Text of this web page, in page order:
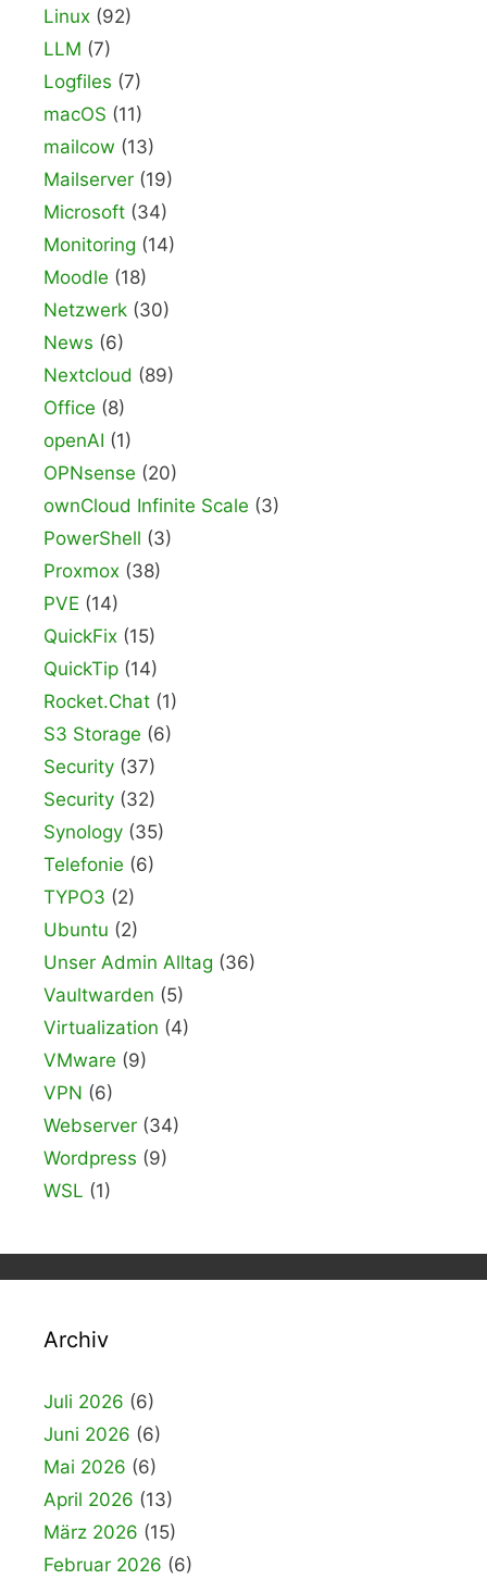
Linux (92)
LLM (7)
Logfiles (7)
macOS (11)
mailcow (13)
Mailserver (19)
Microsoft (34)
Monitoring (14)
Moodle (18)
Netzwerk (30)
News (6)
Nextcloud (89)
Office (8)
openAI (1)
OPNsense (20)
ownCloud Infinite Scale (3)
PowerShell (3)
Proxmox (38)
PVE (14)
QuickFix (15)
QuickTip (14)
Rocket.Chat (1)
S3 Storage (6)
Security (37)
Security (32)
Synology (35)
Telefonie (6)
TYPO3 (2)
Ubuntu (2)
Unser Admin Alltag (36)
Vaultwarden (5)
Virtualization (4)
VMware (9)
VPN (6)
Webserver (34)
Wordpress (9)
WSL (1)
Archiv
Juli 2026 (6)
Juni 2026 (6)
Mai 2026 (6)
April 2026 (13)
März 2026 (15)
Februar 2026 (6)